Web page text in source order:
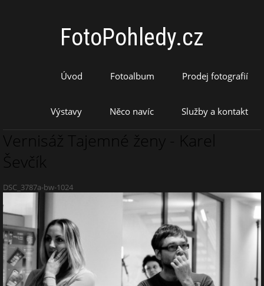
FotoPohledy.cz
Úvod Fotoalbum Prodej fotografií
Výstavy Něco navíc Služby a kontakt
Vernisáž Tajemné ženy - Karel
Ševčík
DSC_3787a-bw-1024